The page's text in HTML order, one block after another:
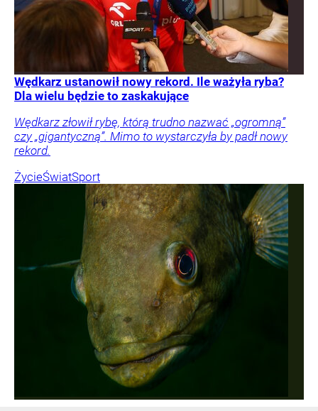
Wędkarz ustanowił nowy rekord. Ile ważyła ryba?
Dla wielu będzie to zaskakujące
Wędkarz złowił rybę, którą trudno nazwać „ogromną”
czy „gigantyczną”. Mimo to wystarczyła by padł nowy
rekord.
ŻycieŚwiatSport